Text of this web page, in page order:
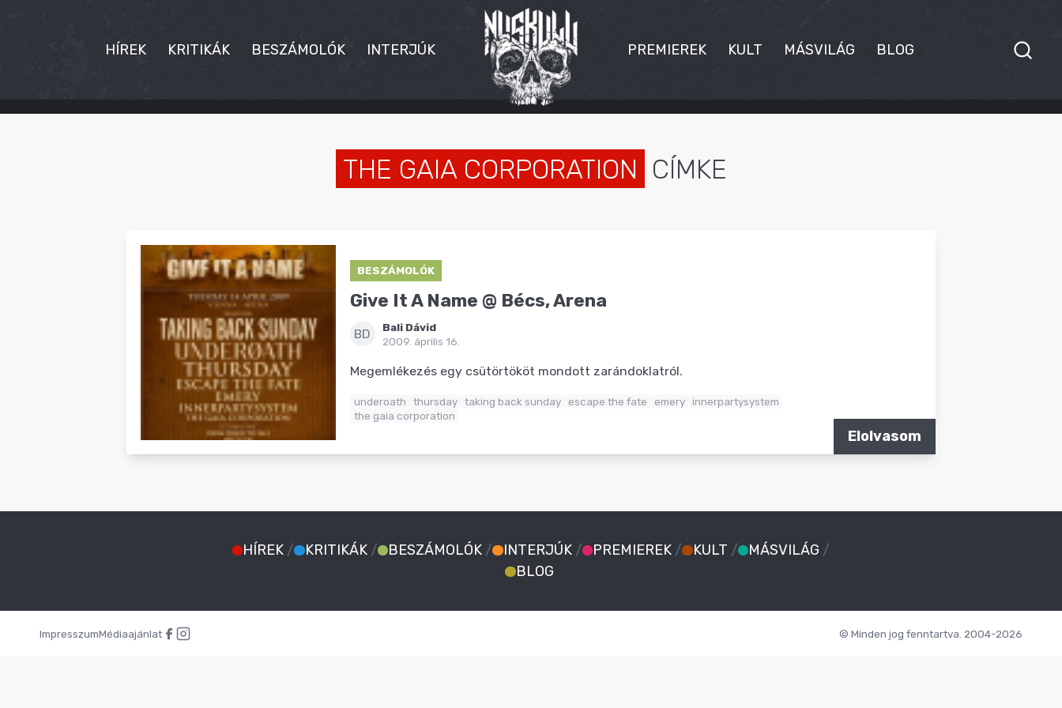
HÍREK KRITIKÁK BESZÁMOLÓK INTERJÚK PREMIEREK KULT MÁSVILÁG BLOG
HÍREK
THE GAIA CORPORATION CÍMKE
BESZÁMOLÓK
Give It A Name @ Bécs, Arena
BD
Bali Dávid
2009. április 16.
Megemlékezés egy csütörtököt mondott zarándoklatról.
underoath thursday taking back sunday escape the fate emery innerpartysystem
the gaia corporation
Elolvasom
HÍREK / KRITIKÁK / BESZÁMOLÓK / INTERJÚK / PREMIEREK / KULT / MÁSVILÁG /
BLOG
ImpresszumMédiaajánlat © Minden jog fenntartva. 2004-2026